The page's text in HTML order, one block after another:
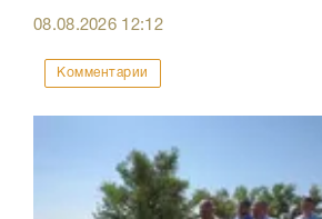
08.08.2026 12:12
Комментарии